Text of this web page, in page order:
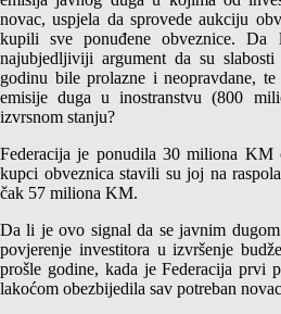
novac, uspjela da sprovede aukciju
kupili sve ponuđene obveznice.
najubjedljiviji argument da su
godinu bile prolazne i neopravdane,
emisije duga u inostranstvu (800
izvrsnom stanju?
Federacija je ponudila 30 miliona KM
kupci obveznica stavili su joj na
čak 57 miliona KM.
Da li je ovo signal da se javnim
povjerenje investitora u izvršenje
prošle godine, kada je Federacija prvi
lakoćom obezbijedila sav potreban